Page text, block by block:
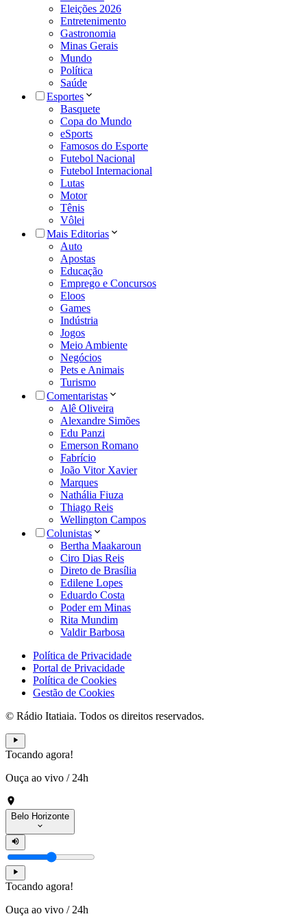
Eleições 2026
Entretenimento
Gastronomia
Minas Gerais
Mundo
Política
Saúde
Esportes
Basquete
Copa do Mundo
eSports
Famosos do Esporte
Futebol Nacional
Futebol Internacional
Lutas
Motor
Tênis
Vôlei
Mais Editorias
Auto
Apostas
Educação
Emprego e Concursos
Eloos
Games
Indústria
Jogos
Meio Ambiente
Negócios
Pets e Animais
Turismo
Comentaristas
Alê Oliveira
Alexandre Simões
Edu Panzi
Emerson Romano
Fabrício
João Vitor Xavier
Marques
Nathália Fiuza
Thiago Reis
Wellington Campos
Colunistas
Bertha Maakaroun
Ciro Dias Reis
Direto de Brasília
Edilene Lopes
Eduardo Costa
Poder em Minas
Rita Mundim
Valdir Barbosa
Política de Privacidade
Portal de Privacidade
Política de Cookies
Gestão de Cookies
© Rádio Itatiaia. Todos os direitos reservados.
Tocando agora!
Ouça ao vivo / 24h
Belo Horizonte
Tocando agora!
Ouça ao vivo / 24h